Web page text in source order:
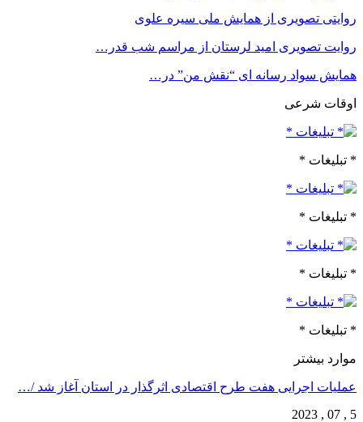
روایتی تصویری از همایش ملی سیره علوی
روایت تصویری امید لرستان از مراسم شب قدر…
همایش سواد رسانه ای “نقش من” در…
اوقات شرعی
* تبلیغات *
* تبلیغات *
* تبلیغات *
* تبلیغات *
موارد بیشتر
عملیات اجرایی هفت طرح اقتصادی اثرگذار در استان آغاز شد /…
5 , 07 , 2023